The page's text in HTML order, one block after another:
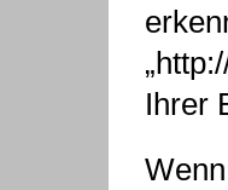
Ihrer